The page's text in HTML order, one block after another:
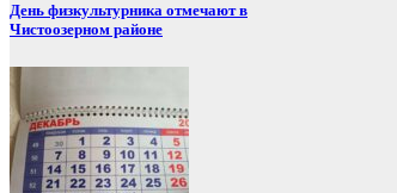
День физкультурника отмечают в
Чистоозерном районе